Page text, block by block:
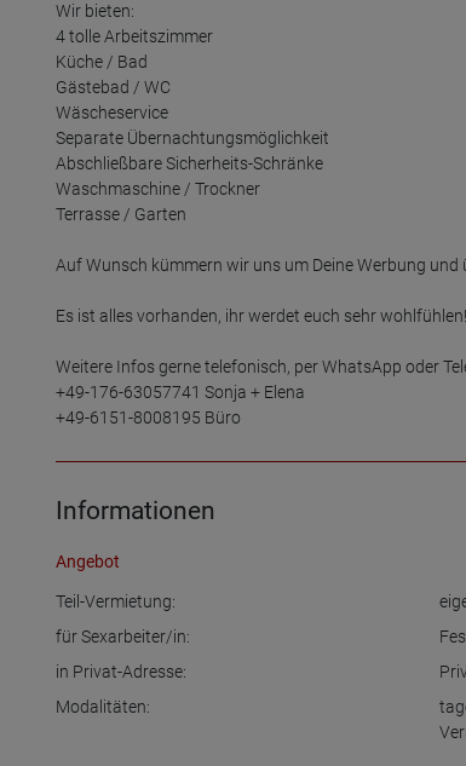
Wir bieten:
4 tolle Arbeitszimmer
Küche / Bad
Gästebad / WC
Wäscheservice
Separate Übernachtungsmöglichkeit
Abschließbare Sicherheits-Schränke
Waschmaschine / Trockner
Terrasse / Garten
Auf Wunsch kümmern wir uns um Deine Werbung
Es ist alles vorhanden, ihr werdet euch sehr wohlfühlen!
Weitere Infos gerne telefonisch, per WhatsApp oder
+49-176-63057741 Sonja + Elena
+49-6151-8008195 Büro
Informationen
Angebot
Teil-Vermietung:
für Sexarbeiter/in:
in Privat-Adresse:
Modalitäten: